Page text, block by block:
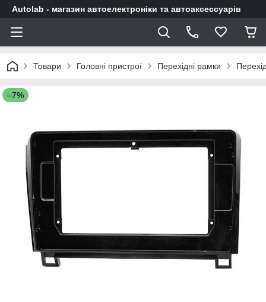
Autolab - магазин автоелектроніки та автоаксессуарів
Товари Головні пристрої Перехідні рамки
–7%